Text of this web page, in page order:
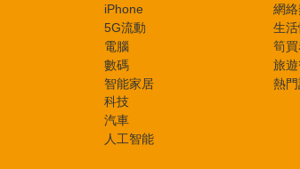
iPhone
5G流動
電腦
數碼
智能家居
科技
汽車
人工智能
網
生
筍
旅
熱